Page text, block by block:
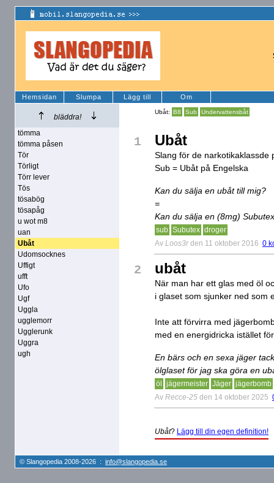
Hemsidan Slumpa Lägg till Om
bläddra!
tömma
tömma påsen
Tör
Törligt
Törr lever
Tös
tösabög
tösapåg
u wot m8
uan
Ubåt
Udomsocknes
Uffigt
ufft
Ufo
Ugf
Uggla
ugglemorr
Ugglerunk
Uggra
ugh
Ubåt: B8 Sub Undervattensbåt
1 Ubåt
Slang för de narkotikaklassde
Sub = Ubåt på Engelska
Kan du sälja en ubåt till mig?
=
Kan du sälja en (8mg)
sub Subutex droger
Av Loos3r den 11 oktober 2016 0
2 ubåt
När man har ett glas med öl
i glaset som sjunker ned som
Inte att förvirra med
med en energidricka istället
En bärs och en sexa jäger
ölglaset för jag ska göra en
öl jägermeister Jäger jägerbomb
Av Recce-25 den 14 oktober 2025
Ubåt? Lägg till din egen definition!
© Slangopedia 2008-2026 : info@slangopedia.se